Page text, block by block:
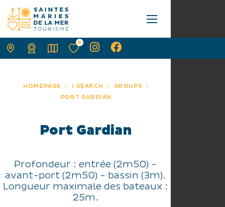
HOMEPAGE I SEARCH
GROUPS
PORT GARDIAN
Port Gardian
Profondeur : entrée (2m50) -
avant-port (2m50) - bassin (3m).
Longueur maximale des bateaux :
25m.
0